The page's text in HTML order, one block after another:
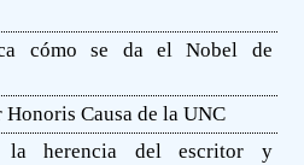
cómo se da el Nobel de
Causa de la UNC
la herencia del escritor y